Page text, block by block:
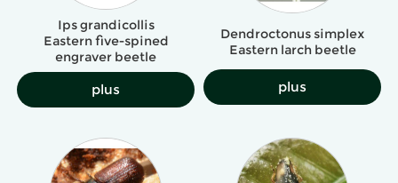
Ips grandicollis
Eastern five-spined
engraver beetle
plus
Dendroctonus simplex
Eastern larch beetle
plus